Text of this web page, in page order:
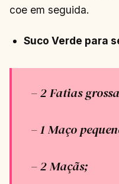
coe em seguida.
Suco Verde para
– 2 Fatias
– 1 Maço
– 2 Maçãs;